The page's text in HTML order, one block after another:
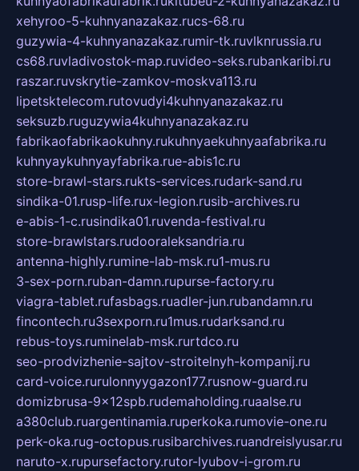
xehyroo-5-kuhnyanazakaz.rucs-68.ru
guzywia-4-kuhnyanazakaz.rumir-tk.ruvlknrussia.ru
cs68.ruvladivostok-map.ruvideo-seks.rubankaribi.ru
raszar.ruvskrytie-zamkov-moskva113.ru
lipetsktelecom.rutovudyi4kuhnyanazakaz.ru
seksuzb.ruguzywia4kuhnyanazakaz.ru
fabrikaofabrikaokuhny.rukuhnyaekuhnyaafabrika.ru
kuhnyaykuhnyayfabrika.rue-abis1c.ru
store-brawl-stars.rukts-services.rudark-sand.ru
sindika-01.rusp-life.rux-legion.rusib-archives.ru
e-abis-1-c.rusindika01.ruvenda-festival.ru
store-brawlstars.rudooraleksandria.ru
antenna-highly.rumine-lab-msk.ru1-mus.ru
3-sex-porn.ruban-damn.rupurse-factory.ru
viagra-tablet.rufasbags.ruadler-jun.rubandamn.ru
fincontech.ru3sexporn.ru1mus.rudarksand.ru
rebus-toys.ruminelab-msk.rurtdco.ru
seo-prodvizhenie-sajtov-stroitelnyh-kompanij.ru
card-voice.rurulonnyygazon177.rusnow-guard.ru
domizbrusa-9x12spb.rudemaholding.ruaalse.ru
a380club.ruargentinamia.ruperkoka.rumovie-one.ru
perk-oka.rug-octopus.rusibarchives.ruandreislyusar.ru
naruto-x.rupursefactory.rutor-lyubov-i-grom.ru